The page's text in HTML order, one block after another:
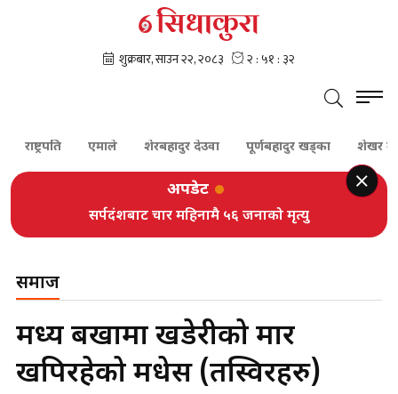
राष्ट्रपति एमाले शेरबहादुर देउवा पूर्णबहादुर खड्का शेखर
अपडेट
सर्पदंशबाट चार महिनामै ५६ जनाको मृत्यु
समाज
मध्य बर्खामा खडेरीको मार
खपिरहेको मधेस (तस्विरहरु)